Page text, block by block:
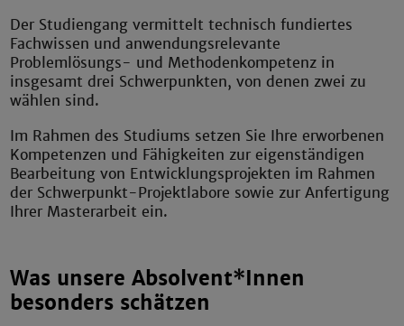
Der Studiengang vermittelt technisch fundiertes
Fachwissen und anwendungsrelevante
Problemlösungs- und Methodenkompetenz in
insgesamt drei Schwerpunkten, von denen zwei zu
wählen sind.
Im Rahmen des Studiums setzen Sie Ihre erworbenen
Kompetenzen und Fähigkeiten zur eigenständigen
Bearbeitung von Entwicklungsprojekten im Rahmen
der Schwerpunkt-Projektlabore sowie zur Anfertigung
Ihrer Masterarbeit ein.
Was unsere Absolvent*Innen
besonders schätzen